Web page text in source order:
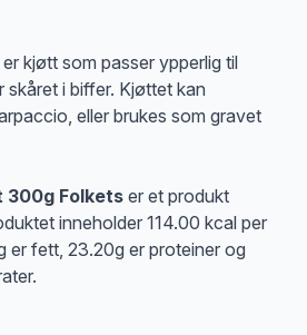
kjøtt som passer ypperlig til
skåret i biffer. Kjøttet kan
eller brukes som gravet
300g Folkets er et produkt
inneholder 114.00 kcal per
er fett, 23.20g er proteiner og